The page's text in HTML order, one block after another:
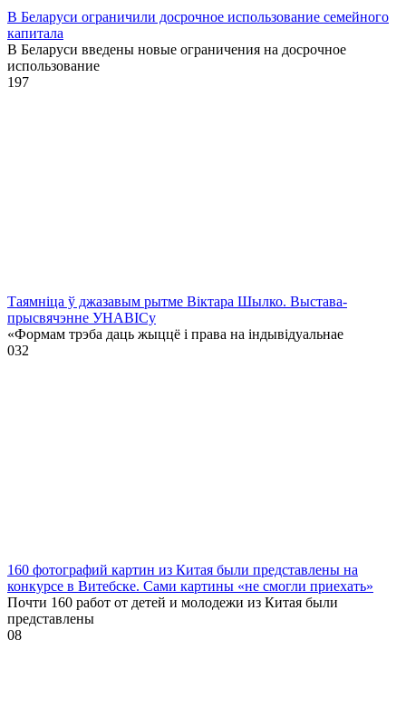
В Беларуси ограничили досрочное использование семейного
капитала
В Беларуси введены новые ограничения на досрочное
использование
197
Таямніца ў джазавым рытме Віктара Шылко. Выстава-
прысвячэнне УНАВІСу
«Формам трэба даць жыццё і права на індывідуальнае
032
160 фотографий картин из Китая были представлены на
конкурсе в Витебске. Сами картины «не смогли приехать»
Почти 160 работ от детей и молодежи из Китая были
представлены
08